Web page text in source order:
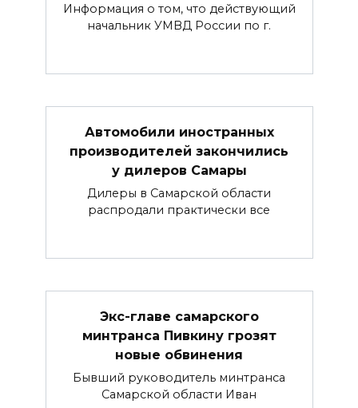
Информация о том, что действующий
начальник УМВД России по г.
Автомобили иностранных
производителей закончились
у дилеров Самары
Дилеры в Самарской области
распродали практически все
Экс-главе самарского
минтранса Пивкину грозят
новые обвинения
Бывший руководитель минтранса
Самарской области Иван